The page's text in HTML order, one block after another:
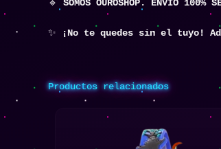
🔹 SOMOS OUROSHOP. ENVÍO 100%
✨ ¡No te quedes sin el tuyo!
Productos relacionados